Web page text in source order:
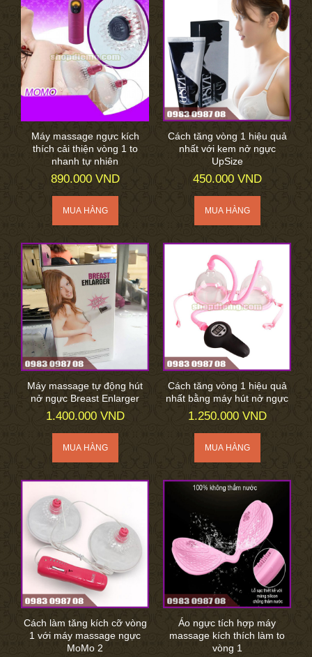
Máy massage ngực kích
thích cải thiện vòng 1 to
nhanh tự nhiên
890.000 VND
Cách tăng vòng 1 hiệu quả
nhất với kem nở ngực
UpSize
450.000 VND
Máy massage tự động hút
nở ngực Breast Enlarger
1.400.000 VND
Cách tăng vòng 1 hiệu quả
nhất bằng máy hút nở ngực
1.250.000 VND
Cách làm tăng kích cỡ vòng
1 với máy massage ngực
MoMo 2
Áo ngực tích hợp máy
massage kích thích làm to
vòng 1